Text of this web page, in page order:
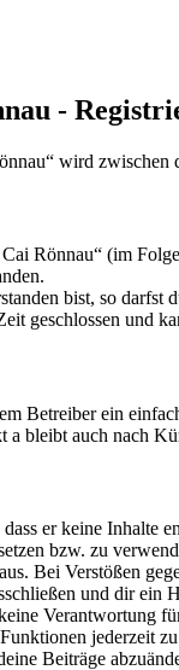
-
wird zwischen
Rönnau“ (im
bist, so
geschlossen und
Betreiber ein
bleibt auch nach
er keine Inhalte
bzw. zu
Bei Verstößen
und dir ein
Verantwortung
jederzeit
Beiträge